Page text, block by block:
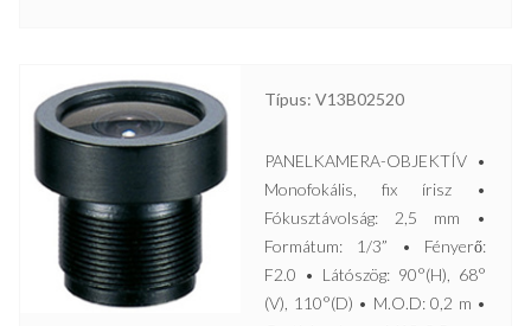
Típus: V13B02520
PANELKAMERA-OBJEKTÍV •
Monofokális, fix írisz •
Fókusztávolság: 2,5 mm •
Formátum: 1/3” • Fényerő:
F2.0 • Látószög: 90°(H), 68°
(V), 110°(D) • M.O.D: 0,2 m •